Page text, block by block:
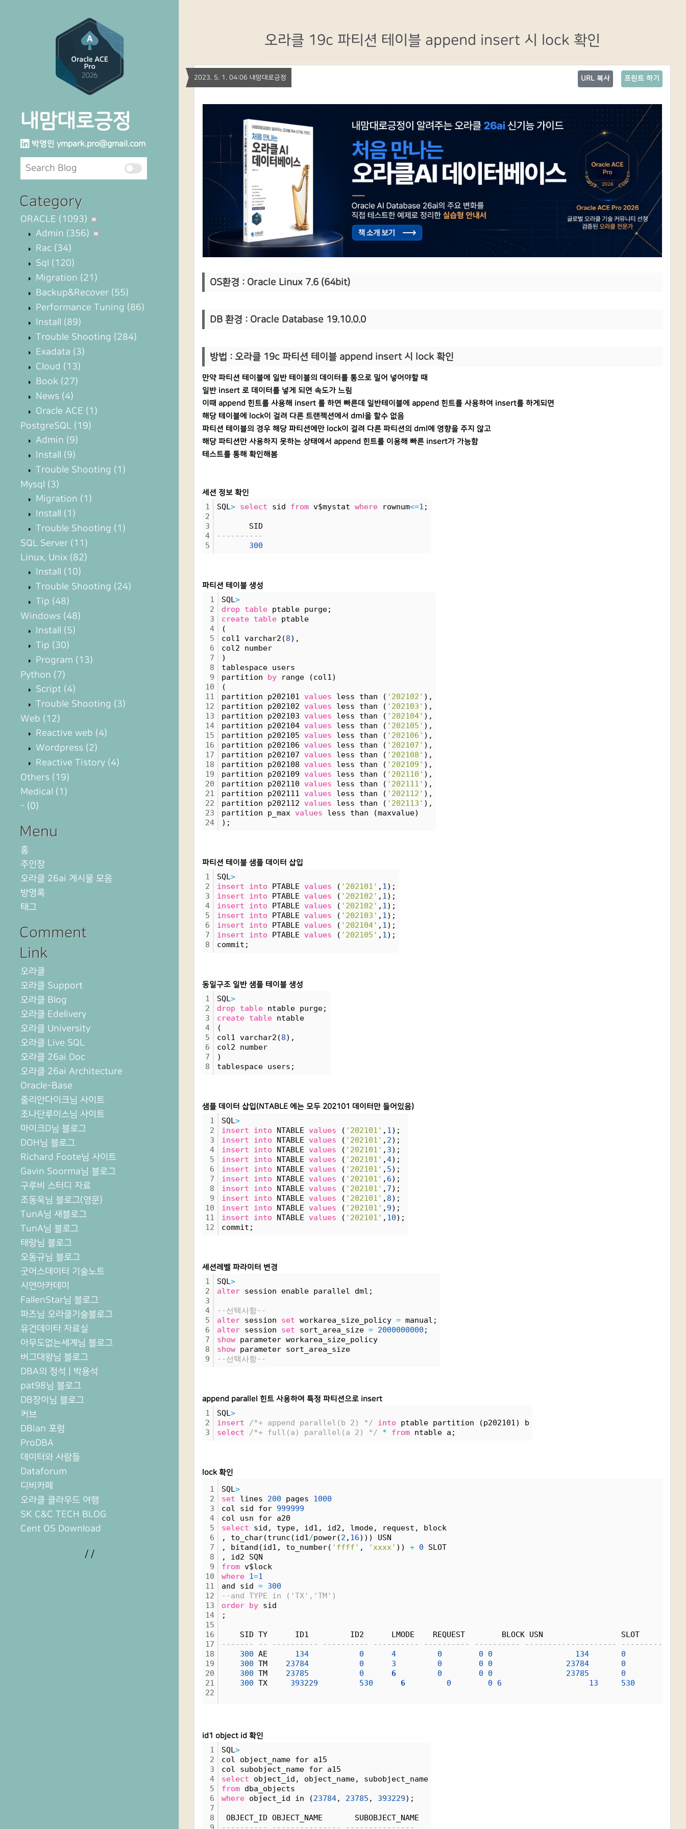
내맘대로긍정
박영민 ympark.pro@gmail.com
Category
ORACLE (1093)
Admin (356)
Rac (34)
Sql (120)
Migration (21)
Backup&Recover (55)
Performance Tuning (86)
Install (89)
Trouble Shooting (284)
Exadata (3)
Cloud (13)
Book (27)
News (4)
Oracle ACE (1)
PostgreSQL (19)
Admin (9)
Install (9)
Trouble Shooting (1)
Mysql (3)
Migration (1)
Install (1)
Trouble Shooting (1)
SQL Server (11)
Linux, Unix (82)
Install (10)
Trouble Shooting (24)
Tip (48)
Windows (48)
Install (5)
Tip (30)
Program (13)
Python (7)
Script (4)
Trouble Shooting (3)
Web (12)
Reactive web (4)
Wordpress (2)
Reactive Tistory (4)
Others (19)
Medical (1)
- (0)
Menu
홈
주인장
오라클 26ai 게시물 모음
방명록
태그
Comment
Link
오라클
오라클 Support
오라클 Blog
오라클 Edelivery
오라클 University
오라클 Live SQL
오라클 26ai Doc
오라클 26ai Architecture
Oracle-Base
줄리안다이크님 사이트
조나단루이스님 사이트
마이크D님 블로그
DOH님 블로그
Richard Foote님 사이트
Gavin Soorma님 블로그
구루비 스터디 자료
조동욱님 블로그(영문)
TunA님 새블로그
TunA님 블로그
태랑님 블로그
오동규님 블로그
굿어스데이터 기술노트
시연아카데미
FallenStar님 블로그
파즈님 오라클기술블로그
유건데이타 자료실
아무도없는세계님 블로그
버그대왕님 블로그
DBA의 정석 | 박용석
pat98님 블로그
DB장이님 블로그
커브
DBian 포럼
ProDBA
데이터와 사람들
Dataforum
디비카페
오라클 클라우드 여행
SK C&C TECH BLOG
Cent OS Download
/ /
오라클 19c 파티션 테이블 append insert 시 lock 확인
2023. 5. 1. 04:06 내맘대로긍정 프린트 하기
URL 복사
OS환경 : Oracle Linux 7.6 (64bit)
DB 환경 : Oracle Database 19.10.0.0
방법 : 오라클 19c 파티션 테이블 append insert 시 lock 확인
만약 파티션 테이블에 일반 테이블의 데이터를 통으로 밀어 넣어야할 때
일반 insert 로 데이터를 넣게 되면 속도가 느림
이때 append 힌트를 사용해 insert 를 하면 빠른데 일반테이블에 append 힌트를 사용하여 insert를 하게되면
해당 테이블에 lock이 걸려 다른 트랜젝션에서 dml을 할수 없음
파티션 테이블의 경우 해당 파티션에만 lock이 걸려 다른 파티션의 dml에 영향을 주지 않고
해당 파티션만 사용하지 못하는 상태에서 append 힌트를 이용해 빠른 insert가 가능함
테스트를 통해 확인해봄
세션 정보 확인
1
2
3
4
5
SQL> select sid from v$mystat where rownum<=1 ;
SID
----------
300
파티션 테이블 생성
1
2
3
4
5
6
7
8
9
10
11
12
13
14
15
16
17
18
19
20
21
22
23
24
SQL>
drop
table ptable purge;
create table ptable
(
col1 varchar2(8),
col2 number
)
tablespace users
partition by range (col1)
(
partition p202101 values less than ( '202102' ),
partition p202102 values less than ( '202103' ),
partition p202103 values less than ( '202104' ),
partition p202104 values less than ( '202105' ),
partition p202105 values less than ( '202106' ),
partition p202106 values less than ( '202107' ),
partition p202107 values less than ( '202108' ),
partition p202108 values less than ( '202109' ),
partition p202109 values less than ( '202110' ),
partition p202110 values less than ( '202111' ),
partition p202111 values less than ( '202112' ),
partition p202112 values less than ( '202113' ),
partition p_max values less than (maxvalue)
);
파티션 테이블 샘플 데이터 삽입
1
2
3
4
5
6
7
8
SQL>
insert
into PTABLE values ( '202101' , 1);
insert
into PTABLE values ( '202102' , 1);
insert
into PTABLE values ( '202102' , 1);
insert
into PTABLE values ( '202103' , 1);
insert
into PTABLE values ( '202104' , 1);
insert
into PTABLE values ( '202105' , 1);
commit;
동일구조 일반 샘플 테이블 생성
1
2
3
4
5
6
7
8
SQL>
drop
table ntable purge;
create table ntable
(
col1 varchar2(8),
col2 number
)
tablespace users;
샘플 데이터 삽입(NTABLE 에는 모두 202101 데이터만 들어있음)
1
2
3
4
5
6
7
8
9
10
11
12
SQL>
insert
into NTABLE values ( '202101' , 1);
insert
into NTABLE values ( '202101' , 2);
insert
into NTABLE values ( '202101' , 3);
insert
into NTABLE values ( '202101' ,4);
insert
into NTABLE values ( '202101' , 5);
insert
into NTABLE values ( '202101' , 6);
insert
into NTABLE values ( '202101' , 7);
insert
into NTABLE values ( '202101' , 8);
insert
into NTABLE values ( '202101' , 9);
insert
into NTABLE values ( '202101' , 10);
commit;
세션레벨 파라미터 변경
1
2
3
4
5
6
7
8
9
SQL>
alter session enable parallel dml;
--선택사항--
alter session set workarea_size_policy = manual;
alter session set sort_area_size = 2000000000 ;
show parameter workarea_size_policy
show parameter sort_area_size
--선택사항--
append parallel 힌트 사용하여 특정 파티션으로 insert
1
2
3
SQL>
insert
/*+ append parallel(b 2) */ into ptable partition (p202101) b
select
/*+ full(a) parallel(a 2) */ * from ntable a;
lock 확인
1
2
3
4
5
6
7
8
9
10
11
12
13
14
15
16
17
18
19
20
21
22
SQL>
set lines 200 pages 1000
col sid for 999999
col usn for a20
select sid, type, id1, id2, lmode, request, block
, to_char(trunc(id1/power(2 , 16))) USN
, bitand(id1, to_number( 'ffff' , 'xxxx' )) + 0 SLOT
, id2 SQN
from v$lock
where 1=1
and sid = 300
--and TYPE in ('TX','TM')
order by sid
;
SID TY      ID1         ID2      LMODE    REQUEST        BLOCK USN                 SLOT     SQN
------- -- ---------- ---------- ---------- ---------- ---------- -------------------- ----------
300 AE 134 0 4 0 0 0 134
0
300 TM 23784 0 3 0 0 0 23784
0
300 TM 23785 0 6 0 0 0 23785
0
300 TX 393229 530 6 0 0 6 13 530
id1 object id 확인
1
2
3
4
5
6
7
8
SQL>
col object_name for a15
col subobject_name for a15
select object_id, object_name, subobject_name
from dba_objects
where object_id in (23784, 23785 , 393229);
OBJECT_ID OBJECT_NAME       SUBOBJECT_NAME